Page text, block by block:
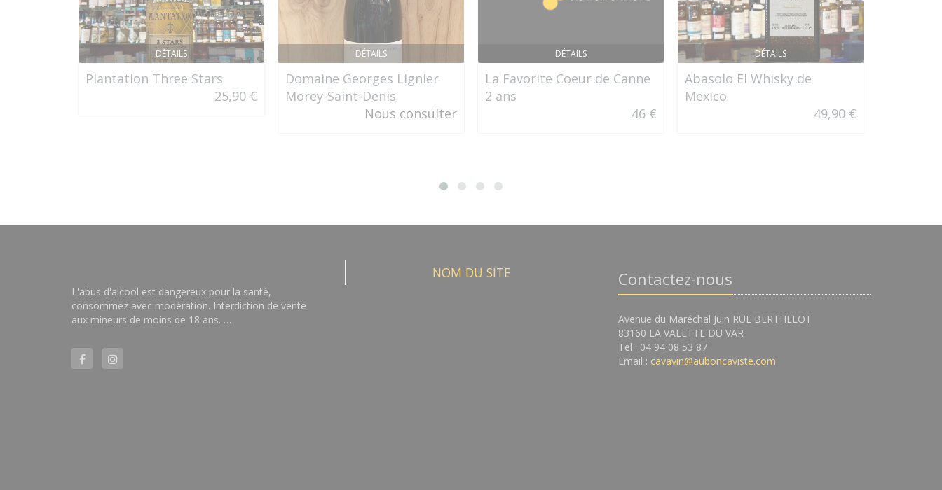
DÉTAILS
Plantation Three Stars
25,90 €
DÉTAILS
Domaine Georges Lignier
Morey-Saint-Denis
Nous consulter
DÉTAILS
La Favorite Coeur de Canne
2 ans
46 €
DÉTAILS
Abasolo El Whisky de
Mexico
49,90 €
L'abus d'alcool est dangereux pour la santé,
consommez avec modération. Interdiction de vente
aux mineurs de moins de 18 ans. …
NOM DU SITE Contactez-nous
Avenue du Maréchal Juin RUE BERTHELOT
83160 LA VALETTE DU VAR
Tel : 04 94 08 53 87
Email : cavavin@auboncaviste.com